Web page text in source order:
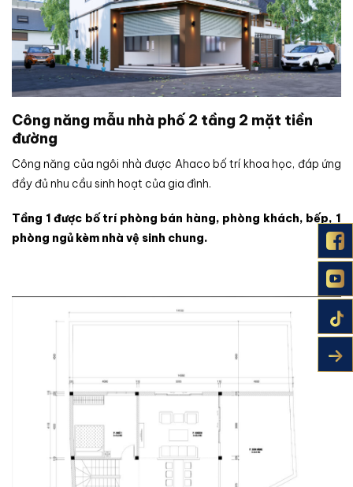
Công năng mẫu nhà phố 2 tầng 2 mặt tiền
đường
Công năng của ngôi nhà được Ahaco bố trí khoa học, đáp ứng
đầy đủ nhu cầu sinh hoạt của gia đình.
Tầng 1 được bố trí phòng bán hàng, phòng khách, bếp, 1
phòng ngủ kèm nhà vệ sinh chung.